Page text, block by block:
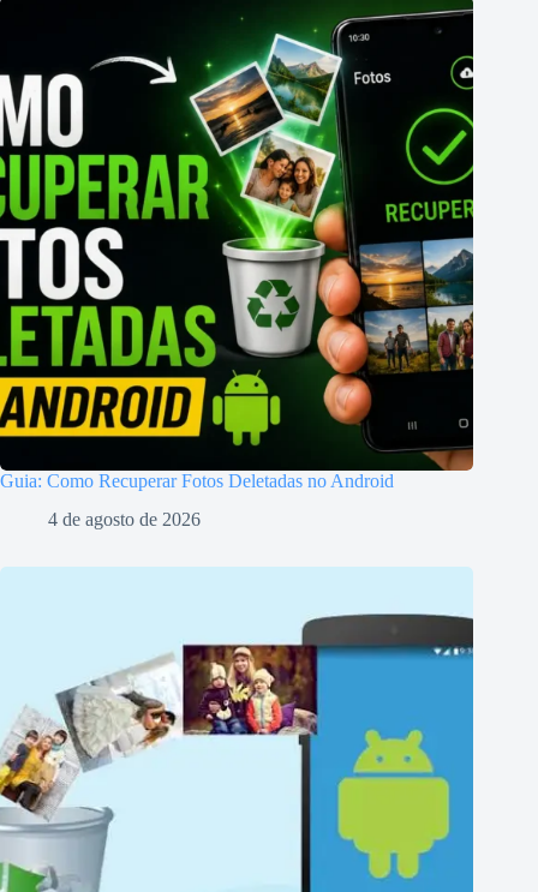
Guia: Como Recuperar Fotos Deletadas no Android
4 de agosto de 2026